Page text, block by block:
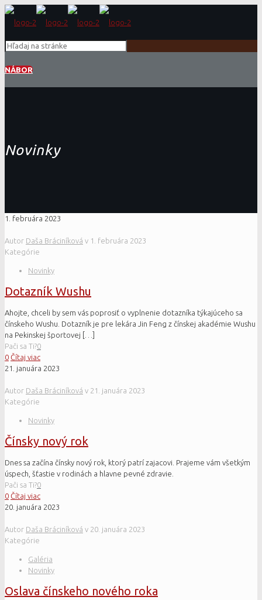
NÁBOR
Novinky
1. februára 2023
Autor Daša Bráciníková v 1. februára 2023
Kategórie
Novinky
Dotazník Wushu
Ahojte, chceli by sem vás poprosiť o vyplnenie dotazníka týkajúceho sa
čínskeho Wushu. Dotazník je pre lekára Jin Feng z čínskej akadémie Wushu
na Pekinskej športovej […]
Pači sa Ti?0
0 Čítaj viac
21. januára 2023
Autor Daša Bráciníková v 21. januára 2023
Kategórie
Novinky
Čínsky nový rok
Dnes sa začína čínsky nový rok, ktorý patrí zajacovi. Prajeme vám všetkým
úspech, šťastie v rodinách a hlavne pevné zdravie.
Pači sa Ti?0
0 Čítaj viac
20. januára 2023
Autor Daša Bráciníková v 20. januára 2023
Kategórie
Galéria
Novinky
Oslava čínskeho nového roka